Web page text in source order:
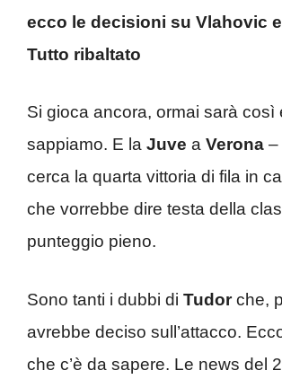
ecco le decisioni su Vlahovic
Tutto ribaltato
Si gioca ancora, ormai sarà così
sappiamo. E la Juve a Verona –
cerca la quarta vittoria di fila in
che vorrebbe dire testa della
punteggio pieno.
Sono tanti i dubbi di Tudorche,
avrebbe deciso sull’attacco.
che c’è da sapere. Le news del